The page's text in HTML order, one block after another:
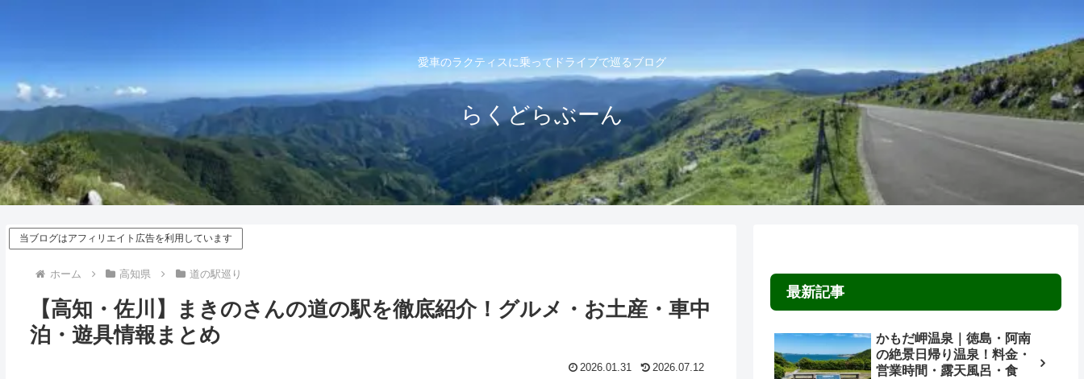
愛車のラクティスに乗ってドライブで巡るブログ
らくどらぶーん
当ブログはアフィリエイト広告を利用しています
ホーム 高知県 道の駅巡り
【高知・佐川】まきのさんの道の駅を徹底紹介！グルメ・お土産・車中
泊・遊具情報まとめ
2026.01.31 2026.07.12
最新記事
かもだ岬温泉｜徳島・阿南
の絶景日帰り温泉！料金・
営業時間・露天風呂・食